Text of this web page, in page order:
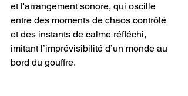
et l'arrangement sonore, qui oscille
entre des moments de chaos contrôlé
et des instants de calme réfléchi,
imitant l’imprévisibilité d’un monde au
bord du gouffre.